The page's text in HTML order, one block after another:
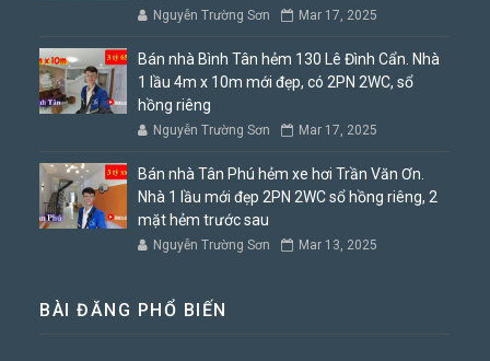
Nguyễn Trường Sơn Mar 17, 2025
Bán nhà Bình Tân hẻm 130 Lê Đình Cẩn. Nhà
1 lầu 4m x 10m mới đẹp, có 2PN 2WC, sổ
hồng riêng
Nguyễn Trường Sơn Mar 17, 2025
Bán nhà Tân Phú hẻm xe hơi Trần Văn Ơn.
Nhà 1 lầu mới đẹp 2PN 2WC sổ hồng riêng, 2
mặt hẻm trước sau
Nguyễn Trường Sơn Mar 13, 2025
BÀI ĐĂNG PHỔ BIẾN